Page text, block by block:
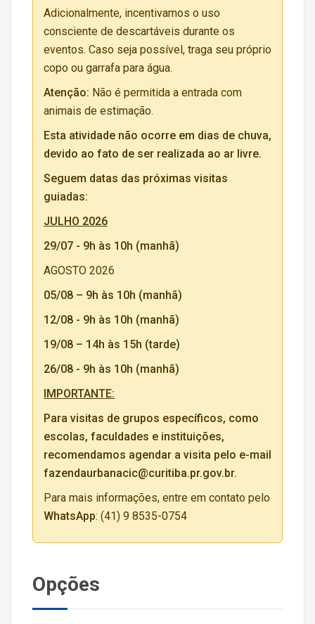
Adicionalmente, incentivamos o uso
consciente de descartáveis durante os
eventos. Caso seja possível, traga seu próprio
copo ou garrafa para água.
Atenção: Não é permitida a entrada com
animais de estimação.
Esta atividade não ocorre em dias de chuva,
devido ao fato de ser realizada ao ar livre.
Seguem datas das próximas visitas
guiadas:
JULHO 2026
29/07 - 9h às 10h (manhã)
AGOSTO 2026
05/08 – 9h às 10h (manhã)
12/08 - 9h às 10h (manhã)
19/08 – 14h às 15h (tarde)
26/08 - 9h às 10h (manhã)
IMPORTANTE:
Para visitas de grupos específicos, como
escolas, faculdades e instituições,
recomendamos agendar a visita pelo e-mail
fazendaurbanacic@curitiba.pr.gov.br.
Para mais informações, entre em contato pelo
WhatsApp: (41) 9 8535-0754
Opções